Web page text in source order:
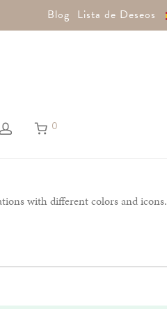
Blog Lista de Deseos
0
with different colors and icons.